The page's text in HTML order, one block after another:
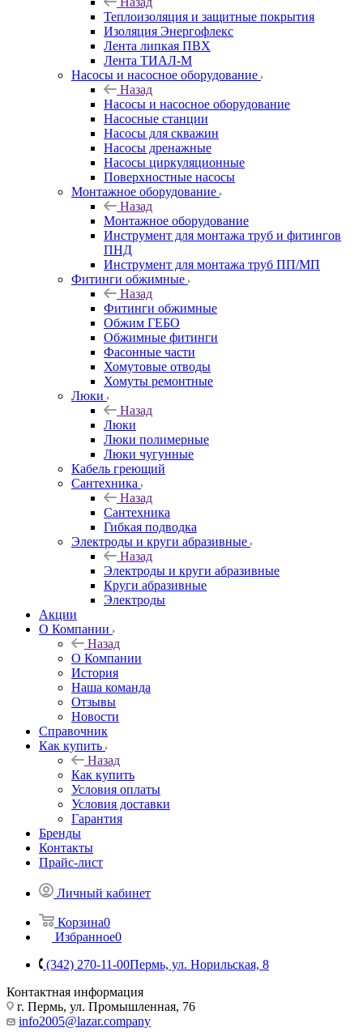
Теплоизоляция и защитные покрытия
Изоляция Энергофлекс
Лента липкая ПВХ
Лента ТИАЛ-М
Насосы и насосное оборудование
Назад
Насосы и насосное оборудование
Насосные станции
Насосы для скважин
Насосы дренажные
Насосы циркуляционные
Поверхностные насосы
Монтажное оборудование
Назад
Монтажное оборудование
Инструмент для монтажа труб и фитингов
ПНД
Инструмент для монтажа труб ПП/МП
Фитинги обжимные
Назад
Фитинги обжимные
Обжим ГЕБО
Обжимные фитинги
Фасонные части
Хомутовые отводы
Хомуты ремонтные
Люки
Назад
Люки
Люки полимерные
Люки чугунные
Кабель греющий
Сантехника
Назад
Сантехника
Гибкая подводка
Электроды и круги абразивные
Назад
Электроды и круги абразивные
Круги абразивные
Электроды
Акции
О Компании
Назад
О Компании
История
Наша команда
Отзывы
Новости
Справочник
Как купить
Назад
Как купить
Условия оплаты
Условия доставки
Гарантия
Бренды
Контакты
Прайс-лист
Личный кабинет
Корзина0
Избранное0
(342) 270-11-00Пермь, ул. Норильская, 8
Контактная информация
г. Пермь, ул. Промышленная, 76
info2005@lazar.company